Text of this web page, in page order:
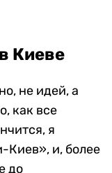
Киеве
не идей, а
как все
я
Киев», и, более
до